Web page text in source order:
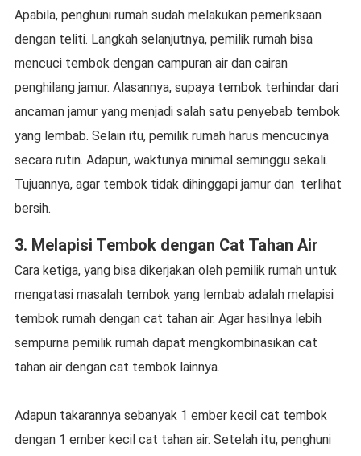
Apabila, penghuni rumah sudah melakukan pemeriksaan
dengan teliti. Langkah selanjutnya, pemilik rumah bisa
mencuci tembok dengan campuran air dan cairan
penghilang jamur. Alasannya, supaya tembok terhindar dari
ancaman jamur yang menjadi salah satu penyebab tembok
yang lembab. Selain itu, pemilik rumah harus mencucinya
secara rutin. Adapun, waktunya minimal seminggu sekali.
Tujuannya, agar tembok tidak dihinggapi jamur dan terlihat
bersih.
3. Melapisi Tembok dengan Cat Tahan Air
Cara ketiga, yang bisa dikerjakan oleh pemilik rumah untuk
mengatasi masalah tembok yang lembab adalah melapisi
tembok rumah dengan cat tahan air. Agar hasilnya lebih
sempurna pemilik rumah dapat mengkombinasikan cat
tahan air dengan cat tembok lainnya.
Adapun takarannya sebanyak 1 ember kecil cat tembok
dengan 1 ember kecil cat tahan air. Setelah itu, penghuni